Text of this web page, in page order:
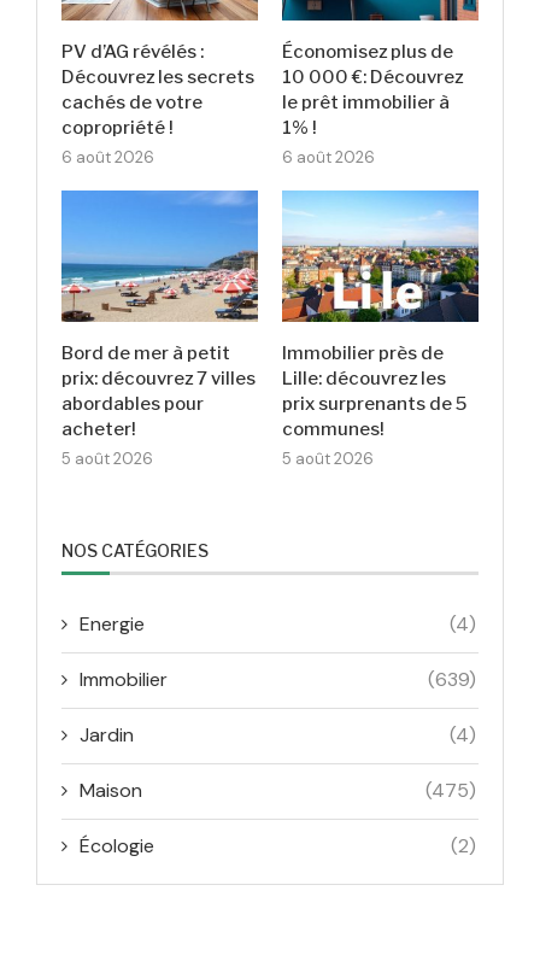
PV d’AG révélés :
Découvrez les secrets
cachés de votre
copropriété !
6 août 2026
Économisez plus de
10 000 €: Découvrez
le prêt immobilier à
1% !
6 août 2026
Bord de mer à petit
prix: découvrez 7 villes
abordables pour
acheter!
5 août 2026
Immobilier près de
Lille: découvrez les
prix surprenants de 5
communes!
5 août 2026
NOS CATÉGORIES
Energie (4)
Immobilier (639)
Jardin (4)
Maison (475)
Écologie (2)